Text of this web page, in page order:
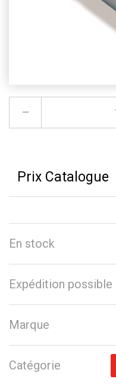
Prix Catalogue
En stock
Expédition possible
Marque
Catégorie